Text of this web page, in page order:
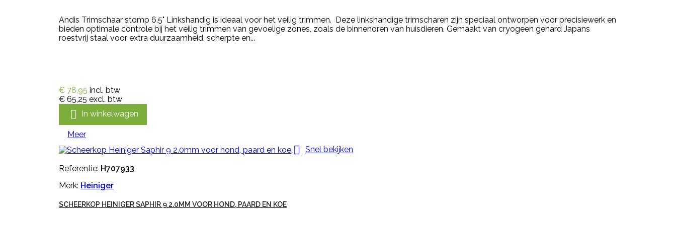
Andis Trimschaar stomp 6.5" Linkshandig is ideaal voor het veilig trimmen. Deze linkshandige trimscharen zijn speciaal ontworpen voor precisiewerk en
bieden optimale controle bij het veilig trimmen van gevoelige zones, zoals de binnenoren van huisdieren. Gemaakt van cryogeen gehard Japans
roestvrij staal voor extra duurzaamheid, scherpte en...
€ 78,95 incl. btw
€ 65,25 excl. btw
 In winkelwagen
Meer
 Snel bekijken
Referentie: H707933
Merk: Heiniger
SCHEERKOP HEINIGER SAPHIR 9 2.0MM VOOR HOND, PAARD EN KOE